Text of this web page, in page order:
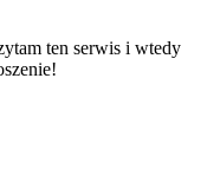
ten serwis i wtedy